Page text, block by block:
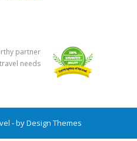
partner
needs
- byDesign Themes